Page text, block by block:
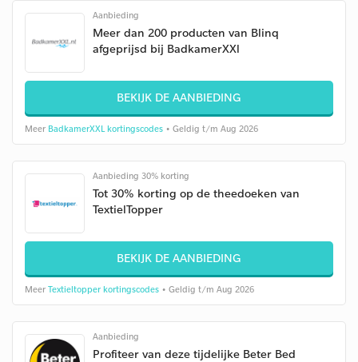
Aanbieding
Meer dan 200 producten van Blinq
afgeprijsd bij BadkamerXXl
BEKIJK DE AANBIEDING
Meer BadkamerXXL kortingscodes • Geldig t/m Aug 2026
Aanbieding 30% korting
Tot 30% korting op de theedoeken van
TextielTopper
BEKIJK DE AANBIEDING
Meer Textieltopper kortingscodes • Geldig t/m Aug 2026
Aanbieding
Profiteer van deze tijdelijke Beter Bed